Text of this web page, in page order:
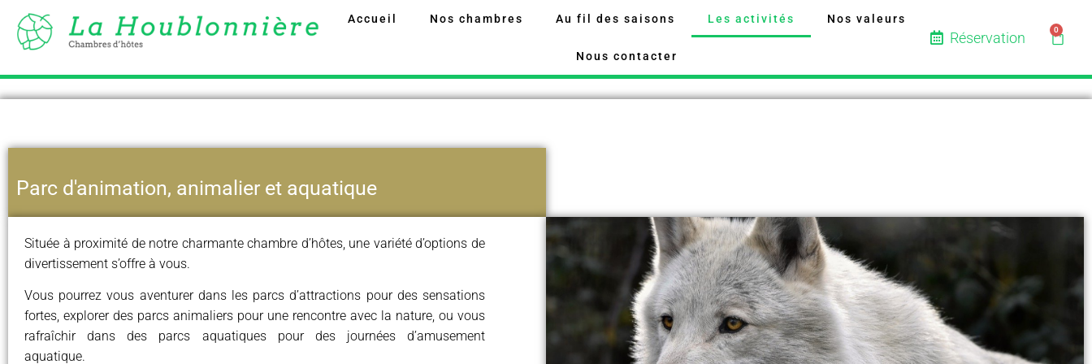
Accueil Nos chambres Au fil des saisons Les activités Nos valeurs
Nous contacter
Réservation 0
Parc d'animation, animalier et aquatique
Située à proximité de notre charmante chambre d’hôtes, une variété d’options de
divertissement s’offre à vous.
Vous pourrez vous aventurer dans les parcs d’attractions pour des sensations
fortes, explorer des parcs animaliers pour une rencontre avec la nature, ou vous
rafraîchir dans des parcs aquatiques pour des journées d’amusement
aquatique.